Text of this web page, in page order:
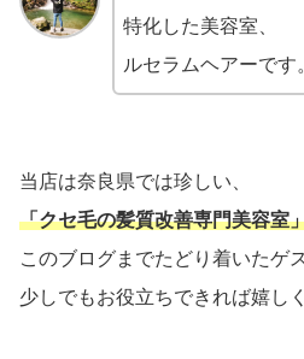
特化した美容室、
ルセラムヘアーです
当店は奈良県では珍しい、
「クセ毛の髪質改善専門美容室
このブログまでたどり着いたゲ
少しでもお役立ちできれば嬉し